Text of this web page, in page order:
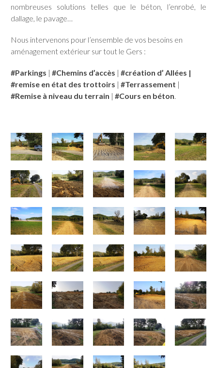
nombreuses solutions telles que le béton, l’enrobé, le
dallage, le pavage…
Nous intervenons pour l’ensemble de vos besoins en
aménagement extérieur sur tout le Gers :
#Parkings |#Chemins d’accès |#création d’ Allées |
#remise en état des trottoirs |#Terrassement |
#Remise à niveau du terrain |#Cours en béton.